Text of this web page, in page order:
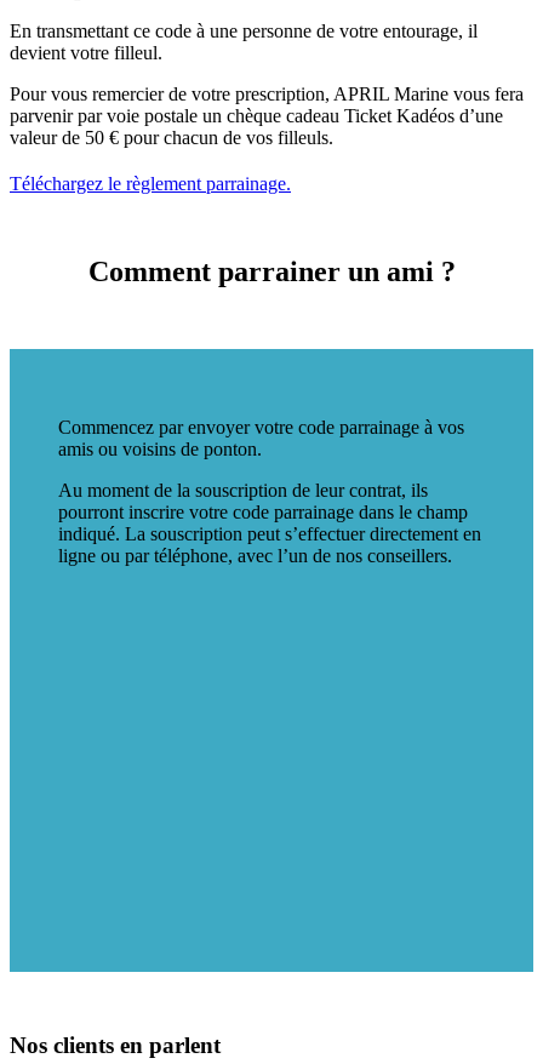
En transmettant ce code à une personne de votre entourage, il
devient votre filleul.
Pour vous remercier de votre prescription, APRIL Marine vous fera
parvenir par voie postale un chèque cadeau Ticket Kadéos d’une
valeur de 50 € pour chacun de vos filleuls.
Téléchargez le règlement parrainage.
Comment parrainer un ami ?
Commencez par envoyer votre code parrainage à vos
amis ou voisins de ponton.
Au moment de la souscription de leur contrat, ils
pourront inscrire votre code parrainage dans le champ
indiqué. La souscription peut s’effectuer directement en
ligne ou par téléphone, avec l’un de nos conseillers.
Nos clients en parlent